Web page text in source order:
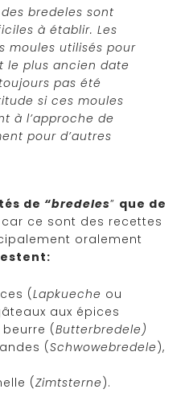
des bredeles sont
à établir. Les
moules utilisés pour
le plus ancien date
pas été
si ces moules
à l’approche de
pour d’autres
de “bredeles” que de
car ce sont des recettes
oralement
(Lapkueche ou
aux épices
(Butterbredele)
(Schwowebredele),
(Zimtsterne).